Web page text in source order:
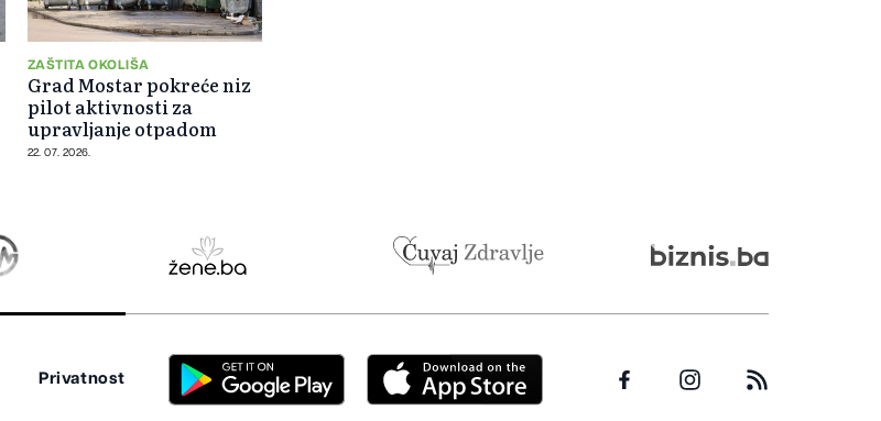
ZAŠTITA OKOLIŠA
Grad Mostar pokreće niz
pilot aktivnosti za
upravljanje otpadom
22. 07. 2026.
Privatnost